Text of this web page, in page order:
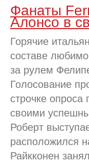
Фанаты
Алонсо в
Горячие
составе
за рулем
Голосование
строчке
своими
Роберт
расположился
Райкконен